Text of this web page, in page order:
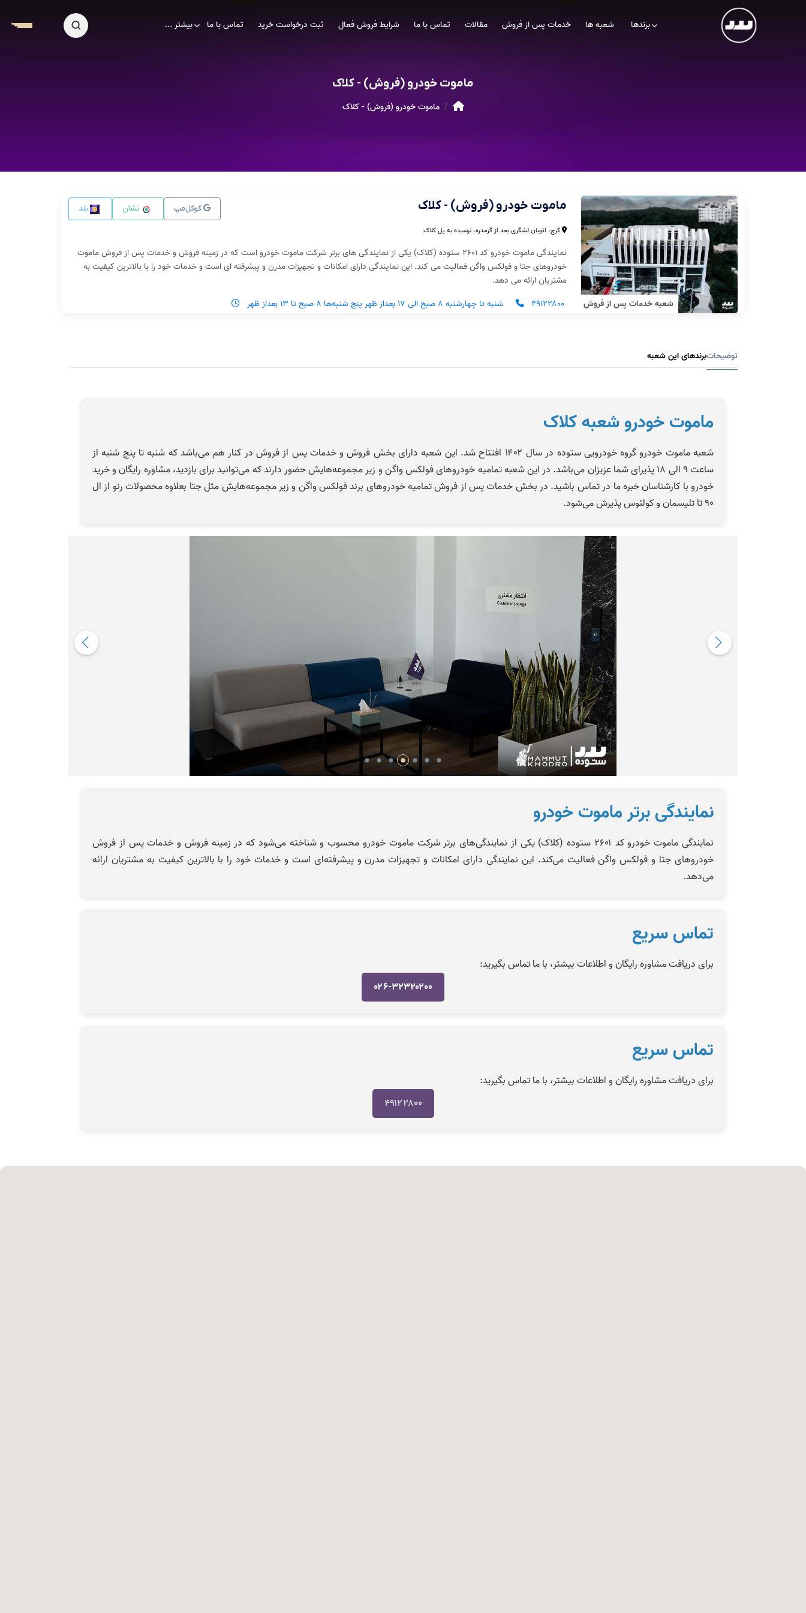
برندها شعبه ها خدمات پس از فروش مقالات تماس با ما شرایط فروش فعال ثبت درخواست خرید تماس با ما بیشتر ...
ماموت خودرو (فروش) - کلاک
ماموت خودرو (فروش) - کلاک
شعبه خدمات پس از فروش
ماموت خودرو (فروش) - کلاک گوگل‌مپ نشان بلد
کرج، اتوبان لشگری بعد از گرمدره، نرسیده به پل کلاک
نمایندگی ماموت خودرو کد ۲۶۰۱ ستوده (کلاک) یکی از نمایندگی های برتر شرکت ماموت خودرو است که در زمینه فروش و خدمات پس از فروش ماموت
خودروهای جتا و فولکس واگن فعالیت می کند. این نمایندگی دارای امکانات و تجهیزات مدرن و پیشرفته ای است و خدمات خود را با بالاترین کیفیت به
مشتریان ارائه می دهد.
۴۹۱۲۲۸۰۰
شنبه تا چهارشنبه ۸ صبح الی ۱۷ بعداز ظهر پنج شنبه‌ها ۸ صبح تا ۱۳ بعداز ظهر
توضیحاتبرندهای این شعبه
ماموت خودرو شعبه کلاک
شعبه ماموت خودرو گروه خودرویی ستوده در سال ۱۴۰۲ افتتاح شد. این شعبه دارای بخش فروش و خدمات پس از فروش در کنار هم می‌باشد که شنبه تا پنج شنبه از
ساعت ۹ الی ۱۸ پذیرای شما عزیزان می‌باشد. در این شعبه تمامیه خودرو‌های فولکس واگن و زیر مجموعه‌هایش حضور دارند که می‌توانید برای بازدید، مشاوره رایگان و خرید
خودرو با کارشناسان خبره ما در تماس باشید. در بخش خدمات پس از فروش تمامیه خودرو‌های برند فولکس واگن و زیر مجموعه‌هایش مثل جتا بعلاوه محصولات رنو از ال
۹۰ تا تلیسمان و کولئوس پذیرش می‌شود.
نمایندگی برتر ماموت خودرو
نمایندگی ماموت خودرو کد ۲۶۰۱ ستوده (کلاک) یکی از نمایندگی‌های برتر شرکت ماموت خودرو محسوب و شناخته می‌شود که در زمینه فروش و خدمات پس از فروش
خودرو‌های جتا و فولکس واگن فعالیت می‌کند. این نمایندگی دارای امکانات و تجهیزات مدرن و پیشرفته‌ای است و خدمات خود را با بالاترین کیفیت به مشتریان ارائه
می‌دهد.
تماس سریع
برای دریافت مشاوره رایگان و اطلاعات بیشتر، با ما تماس بگیرید:
۰۲۶-۳۲۳۲۰۲۰۰
تماس سریع
برای دریافت مشاوره رایگان و اطلاعات بیشتر، با ما تماس بگیرید:
۴۹۱۲۲۸۰۰